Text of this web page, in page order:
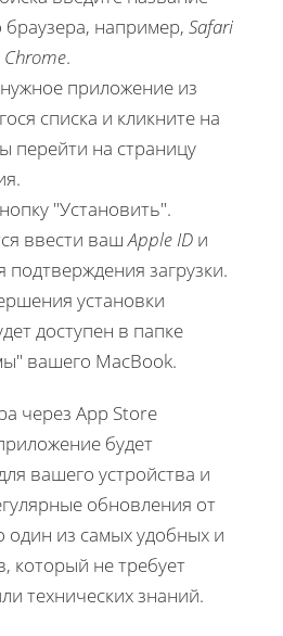
например, Safari
Chrome.
приложение из
списка и кликните на
перейти на страницу
"Установить".
ввести вашApple ID и
подтверждения загрузки.
установки
доступен в папке
вашего MacBook.
через App Store
будет
вашего устройства и
обновления от
один из самых удобных и
который не требует
технических знаний.